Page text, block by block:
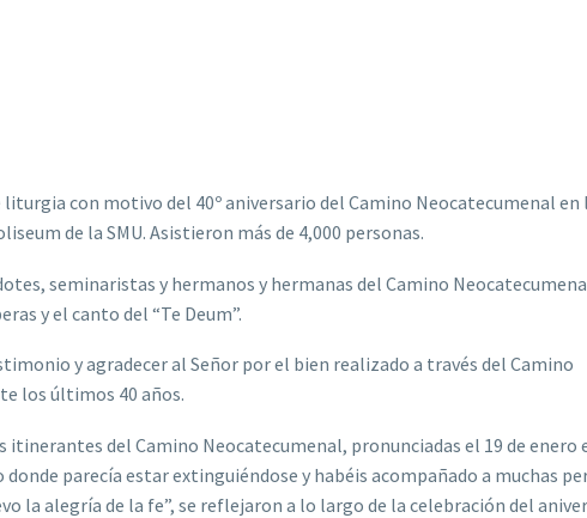
con motivo del 40º aniversario del Camino Neocatecumenal en
de la SMU. Asistieron más de 4,000 personas.
seminaristas y hermanos y hermanas del Camino
y el canto del “Te Deum”.
y agradecer al Señor por el bien realizado a través del Camino
los últimos 40 años.
itinerantes del Camino Neocatecumenal, pronunciadas el 19 de enero
parecía estar extinguiéndose y habéis acompañado a muchas
la alegría de la fe”, se reflejaron a lo largo de la celebración del